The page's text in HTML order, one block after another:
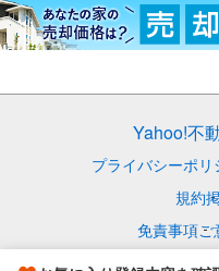
Yahoo!不
プライバシーポリ
規約
免責事項ご
©